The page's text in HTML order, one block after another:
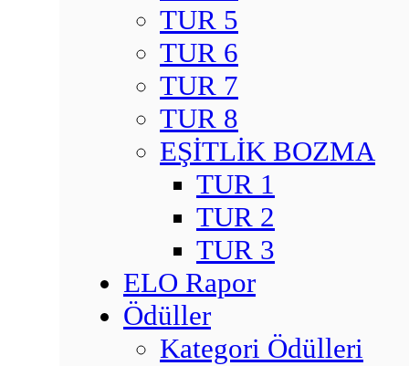
TUR 5
TUR 6
TUR 7
TUR 8
EŞİTLİK BOZMA
TUR 1
TUR 2
TUR 3
ELO Rapor
Ödüller
Kategori Ödülleri